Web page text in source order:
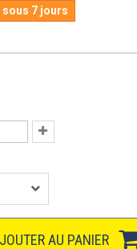
sous 7 jours
AU PANIER